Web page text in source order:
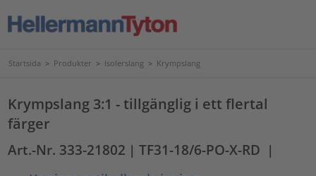
Startsida > Produkter > Isolerslang > Krympslang
Krympslang 3:1 - tillgänglig i ett flertal
färger
Art.-Nr. 333-21802 | TF31-18/6-PO-X-RD |